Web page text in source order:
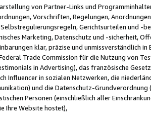
von Partner-Links und
Vorschriften, Regelungen,
Gerichtsurteilen und -
Marketing, Datenschutz und -sicherheit,
klar, präzise und unmissverständlich
Trade Commission für die Nutzung von
in Advertising), das französische
Influencer in sozialen Netzwerken, die
und die Datenschutz-
Personen (einschließlich aller
Ihre Website hostet),